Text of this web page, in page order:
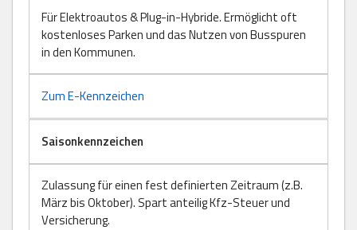
Für Elektroautos & Plug-in-Hybride. Ermöglicht oft
kostenloses Parken und das Nutzen von Busspuren
in den Kommunen.
Zum E-Kennzeichen
Saisonkennzeichen
Zulassung für einen fest definierten Zeitraum (z.B.
März bis Oktober). Spart anteilig Kfz-Steuer und
Versicherung.